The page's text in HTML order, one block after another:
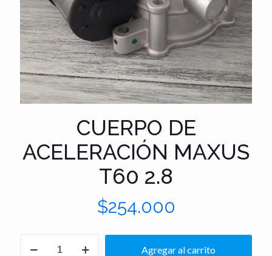
CUERPO DE
ACELERACIÓN MAXUS
T60 2.8
$254.000
Agregar al carrito